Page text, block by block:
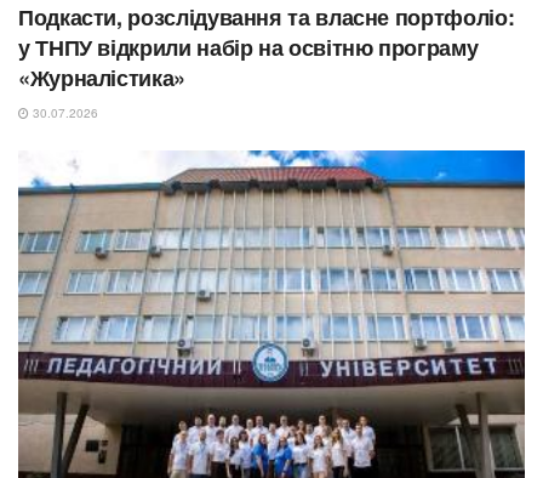
Подкасти, розслідування та власне портфоліо:
у ТНПУ відкрили набір на освітню програму
«Журналістика»
30.07.2026